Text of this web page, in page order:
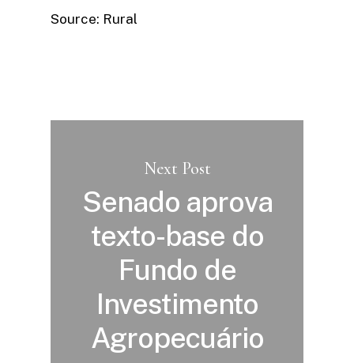
Source: Rural
Next Post
Senado aprova
texto-base do
Fundo de
Investimento
Agropecuário